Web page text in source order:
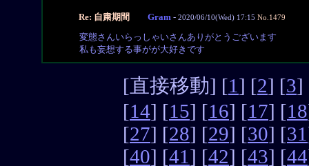
Re: 自粛期間 Gram - 2020/06/10(Wed) 17:15 No.1479
変態さんいらっしゃいさんありがとうございます
私も妄想する事がが大好きです
[直接移動] [1 ] [2] [3]
[14] [15] [16] [17] [18
[27] [28] [29] [30] [31
[40] [41 ] [42] [43] [44